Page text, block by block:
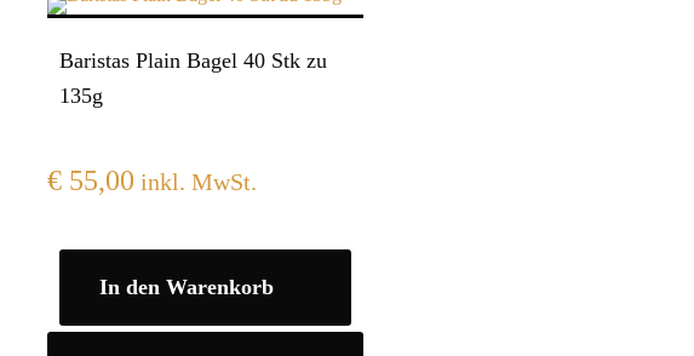
Baristas Plain Bagel 40 Stk zu
135g
€55,00 inkl. MwSt.
In den Warenkorb